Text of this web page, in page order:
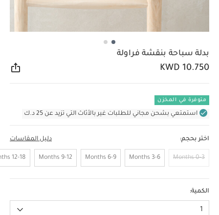
بدلة سباحة بنقشة فراولة
KWD 10.750
متوفرة في المخزن
استمتعي بشحن مجاني للطلبات غير بالأثاث التي تزيد عن 25 د.ك
اختر بحجم: دليل المقاسات
0-3 Months
3-6 Months
6-9 Months
9-12 Months
12-18 Months
الكمية:
1